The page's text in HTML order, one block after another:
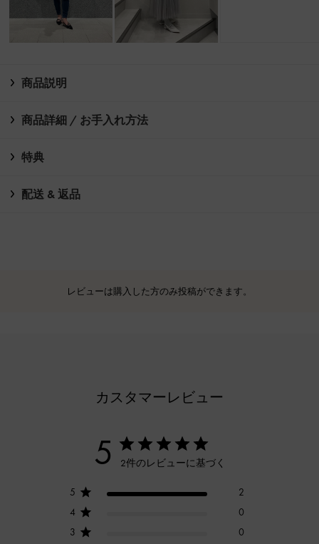
商品説明
商品詳細 / お手入れ方法
特典
配送 & 返品
レビューは購入した方のみ投稿ができます。
カスタマーレビュー
5 2件のレビューに基づく
5
2
4
0
3
0